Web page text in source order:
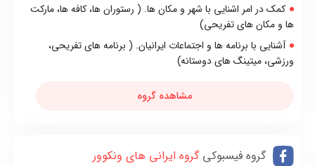
کمک در امر اشنایی با شهر و مکان ها. ( رستوران ها، کافه ها، مارکت
ها و مکان های تفریحی)
آشنایی با برنامه ها و اجتماعات ایرانیان. ( برنامه های تفریحی،
ورزشی، میتینگ های دوستانه)
مشاهده گروه
گروه فیسبوکیگروه ایرانی های ونکوور